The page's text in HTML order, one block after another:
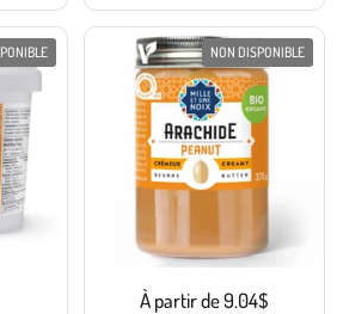
À partir de 9.04$
NON DISPONIBLE